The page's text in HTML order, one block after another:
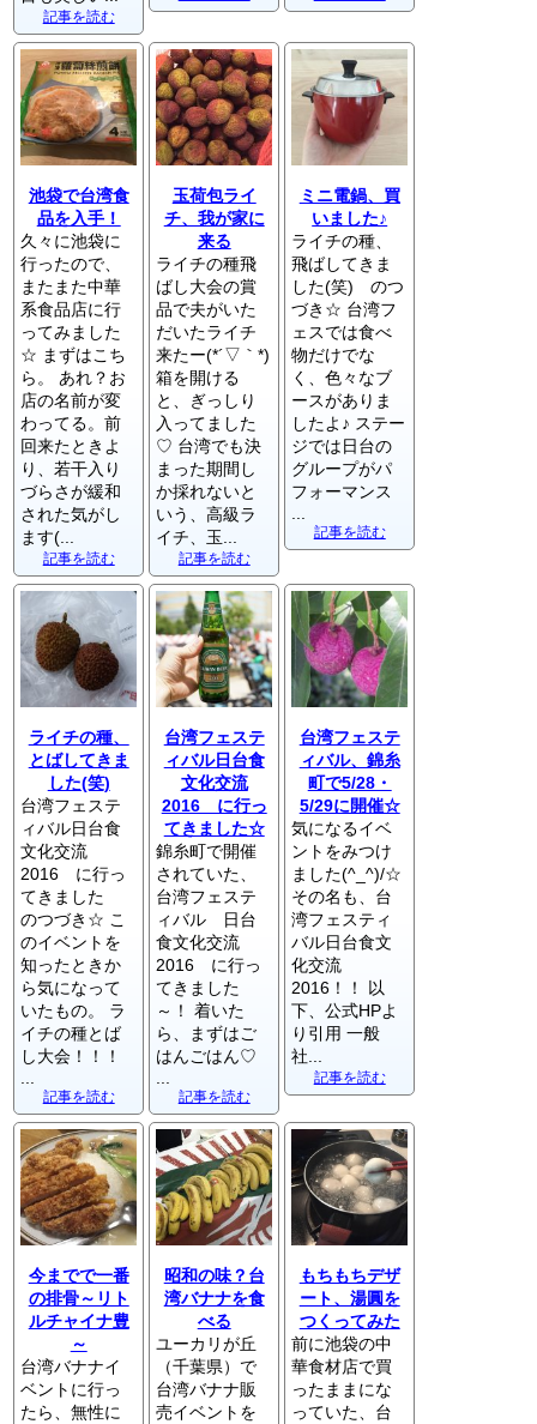
記事を読む
池袋で台湾食
品を入手！
久々に池袋に
行ったので、
またまた中華
系食品店に行
ってみました
☆ まずはこち
ら。 あれ？お
店の名前が変
わってる。前
回来たときよ
り、若干入り
づらさが緩和
された気がし
ます(...
記事を読む
玉荷包ライ
チ、我が家に
来る
ライチの種飛
ばし大会の賞
品で夫がいた
だいたライチ
来たー(*´▽｀*)
箱を開ける
と、ぎっしり
入ってました
♡ 台湾でも決
まった期間し
か採れないと
いう、高級ラ
イチ、玉...
記事を読む
ミニ電鍋、買
いました♪
ライチの種、
飛ばしてきま
した(笑) のつ
づき☆ 台湾フ
ェスでは食べ
物だけでな
く、色々なブ
ースがありま
したよ♪ ステー
ジでは日台の
グループがパ
フォーマンス
記事を読む
ライチの種、
とばしてきま
した(笑)
台湾フェステ
ィバル日台食
文化交流
2016 に行っ
てきました
のつづき☆ こ
のイベントを
知ったときか
ら気になって
いたもの。 ラ
イチの種とば
し大会！！！
記事を読む
台湾フェステ
ィバル日台食
文化交流
2016 に行っ
てきました☆
錦糸町で開催
されていた、
台湾フェステ
ィバル 日台
食文化交流
2016 に行っ
てきました
～！ 着いた
ら、まずはご
はんごはん♡
記事を読む
台湾フェステ
ィバル、錦糸
町で5/28・
5/29に開催☆
気になるイベ
ントをみつけ
ました(^_^)/☆
その名も、台
湾フェスティ
バル日台食文
化交流
2016！！ 以
下、公式HPよ
り引用 一般
社...
記事を読む
今までで一番
の排骨～リト
ルチャイナ豊
～
台湾バナナイ
ベントに行っ
たら、無性に
昭和の味？台
湾バナナを食
べる
ユーカリが丘
（千葉県）で
台湾バナナ販
売イベントを
もちもちデザ
ート、湯圓を
つくってみた
前に池袋の中
華食材店で買
ったままにな
っていた、台